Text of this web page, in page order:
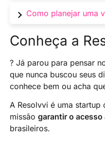
Cidades europeias,
asiáticos oferecem
Como planejar uma
Pesquise sobre o
reserve com
garantir a melhor
Conheça a
? Já parou para pensar
que nunca buscou seus
conhece bem ou acha
A Resolvvi é uma startup
missão garantir o acesso
brasileiros.